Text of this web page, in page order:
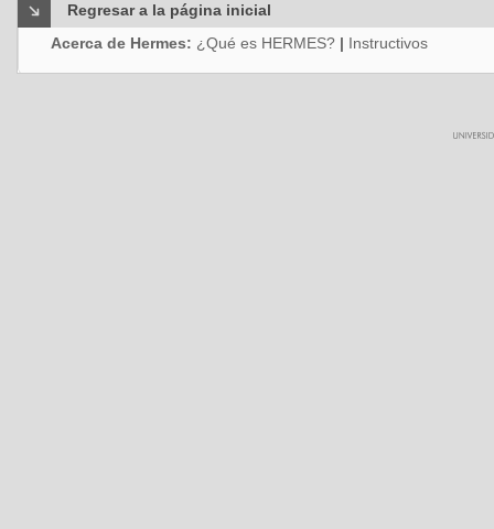
Regresar a la página inicial
Acerca de Hermes: ¿Qué es HERMES? | Instructivos